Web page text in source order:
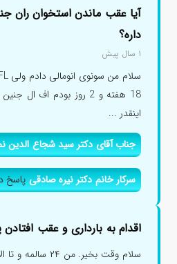
آیا عقب ماندن استخوان ران
داره؟
۱ سال پیش
اینقدر ...
جناب آقای دکتر سید شجاع الدین
سرکار خانم دکتر نیره صادقیپاسخ
اقدام به بارداری و عقب افتادن
سلام وقت بخیر.